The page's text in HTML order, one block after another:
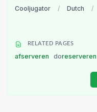
Cooljugator / Dutch /
RELATED PAGES
afserveren doreserveren